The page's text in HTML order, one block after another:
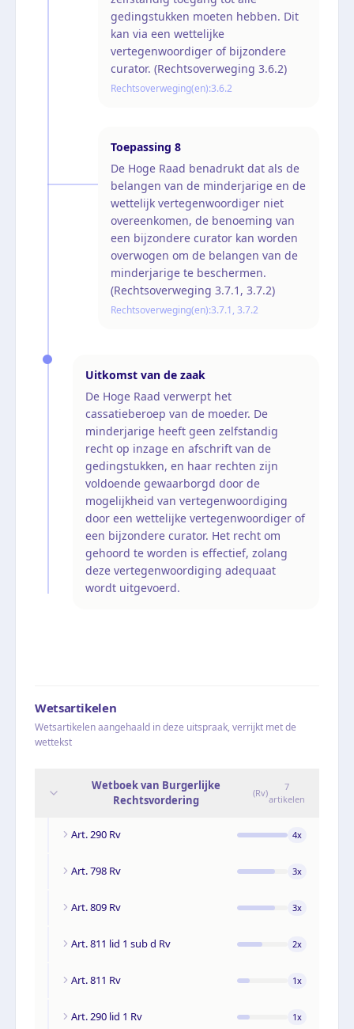
gedingstukken moeten hebben. Dit
kan via een wettelijke
vertegenwoordiger of bijzondere
curator. (Rechtsoverweging 3.6.2)
Rechtsoverweging(en):3.6.2
Toepassing 8
De Hoge Raad benadrukt dat als de
belangen van de minderjarige en de
wettelijk vertegenwoordiger niet
overeenkomen, de benoeming van
een bijzondere curator kan worden
overwogen om de belangen van de
minderjarige te beschermen.
(Rechtsoverweging 3.7.1, 3.7.2)
Rechtsoverweging(en):3.7.1, 3.7.2
Uitkomst van de zaak
De Hoge Raad verwerpt het
cassatieberoep van de moeder. De
minderjarige heeft geen zelfstandig
recht op inzage en afschrift van de
gedingstukken, en haar rechten zijn
voldoende gewaarborgd door de
mogelijkheid van vertegenwoordiging
door een wettelijke vertegenwoordiger of
een bijzondere curator. Het recht om
gehoord te worden is effectief, zolang
deze vertegenwoordiging adequaat
wordt uitgevoerd.
Wetsartikelen
Wetsartikelen aangehaald in deze uitspraak, verrijkt met de
wettekst
Wetboek van Burgerlijke
Rechtsvordering
(Rv)
7
artikelen
Art. 290 Rv 4x
Art. 798 Rv 3x
Art. 809 Rv 3x
Art. 811 lid 1 sub d Rv 2x
Art. 811 Rv 1x
Art. 290 lid 1 Rv 1x